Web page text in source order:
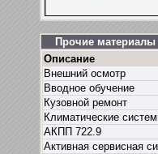
Прочие материалы
Описание
Внешний осмотр
Вводное обучение
Кузовной ремонт
Климатические
АКПП 722.9
Активная сервисная